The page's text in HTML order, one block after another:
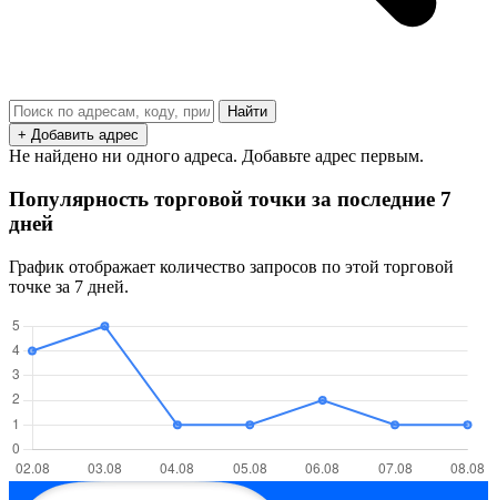
Найти
+ Добавить адрес
Не найдено ни одного адреса. Добавьте адрес первым.
Популярность торговой точки за последние 7
дней
График отображает количество запросов по этой торговой
точке за 7 дней.